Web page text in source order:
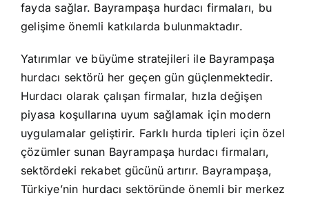
fayda sağlar. Bayrampaşa hurdacı firmaları, bu
gelişime önemli katkılarda bulunmaktadır.
Yatırımlar ve büyüme stratejileri ile Bayrampaşa
hurdacı sektörü her geçen gün güçlenmektedir.
Hurdacı olarak çalışan firmalar, hızla değişen
piyasa koşullarına uyum sağlamak için modern
uygulamalar geliştirir. Farklı hurda tipleri için özel
çözümler sunan Bayrampaşa hurdacı firmaları,
sektördeki rekabet gücünü artırır. Bayrampaşa,
Türkiye’nin hurdacı sektöründe önemli bir merkez